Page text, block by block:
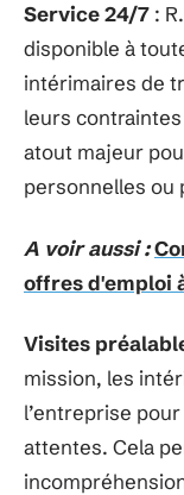
Service 24/7 :
disponible à
intérimaires de
leurs
atout majeur
personnelles ou
A voir aussi :
offres d'emploi
Visites
mission, les
l’entreprise
attentes. Cela